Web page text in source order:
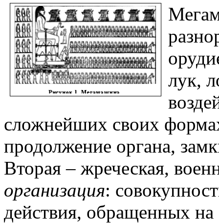
лук,
сложнейших своих
продолжение органа,
Вторая – жреческая,
организация:
действия, обращенных